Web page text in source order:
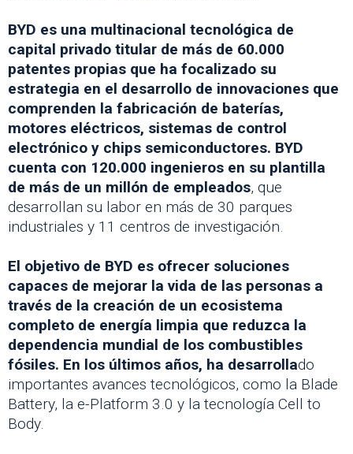
BYD es una multinacional tecnológica de
capital privado titular de más de 60.000
patentes propias que ha focalizado su
estrategia en el desarrollo de innovaciones que
comprenden la fabricación de baterías,
motores eléctricos, sistemas de control
electrónico y chips semiconductores. BYD
cuenta con 120.000 ingenieros en su plantilla
de más de un millón de empleados, que
desarrollan su labor en más de 30 parques
industriales y 11 centros de investigación.
El objetivo de BYD es ofrecer soluciones
capaces de mejorar la vida de las personas a
través de la creación de un ecosistema
completo de energía limpia que reduzca la
dependencia mundial de los combustibles
fósiles. En los últimos años, ha desarrollado
importantes avances tecnológicos, como la Blade
Battery, la e-Platform 3.0 y la tecnología Cell to
Body.